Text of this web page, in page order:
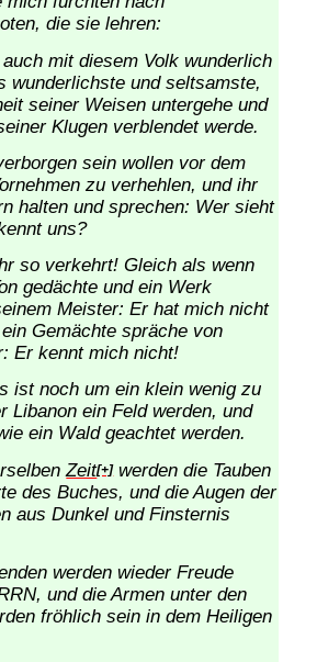
die sie lehren:
mit diesem Volk wunderlich
wunderlichste und seltsamste,
seiner Weisen untergehe und
Klugen verblendet werde.
sein wollen vor dem
zu verhehlen, und ihr
halten und sprechen: Wer sieht
uns?
so verkehrt! Gleich als wenn
gedächte und ein Werk
Meister: Er hat mich nicht
Gemächte spräche von
Er kennt mich nicht!
ist noch um ein klein wenig zu
Libanon ein Feld werden, und
ein Wald geachtet werden.
Zeit[+]werden die Tauben
des Buches, und die Augen der
aus Dunkel und Finsternis
werden wieder Freude
und die Armen unter den
fröhlich sein in dem Heiligen